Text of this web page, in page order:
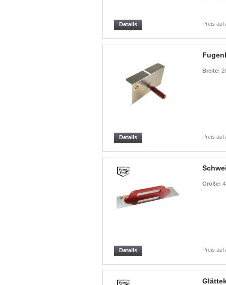
Preis auf
Details
Breite:
Preis auf
Details
Größe:
Preis auf
Details